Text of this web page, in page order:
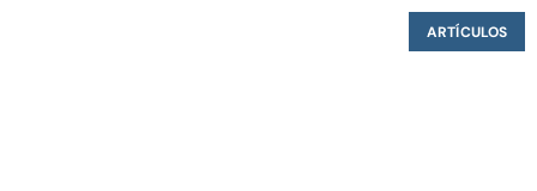
ARTÍCULOS